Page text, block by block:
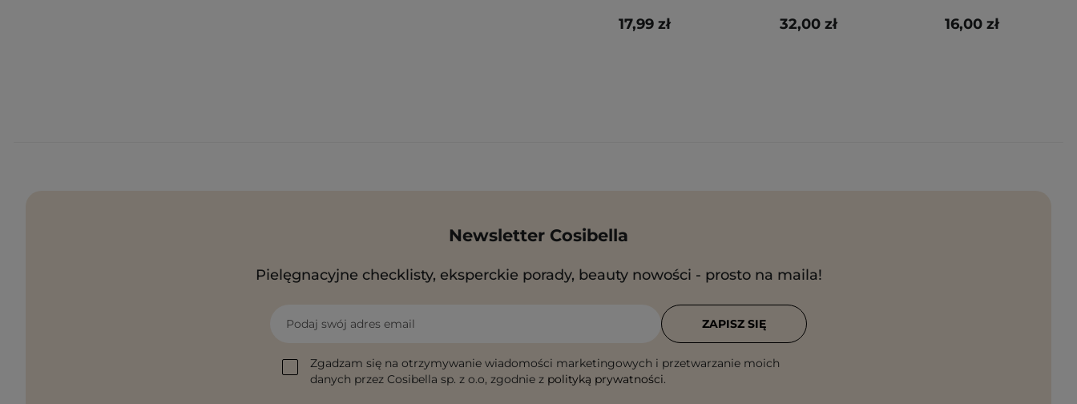
17,99 zł 32,00 zł 16,00 zł
Newsletter Cosibella
Pielęgnacyjne checklisty, eksperckie porady, beauty nowości - prosto na maila!
Podaj swój adres email
Zgadzam się na otrzymywanie wiadomości marketingowych i przetwarzanie moich
danych przez Cosibella sp. z o.o, zgodnie z polityką prywatności.
ZAPISZ SIĘ